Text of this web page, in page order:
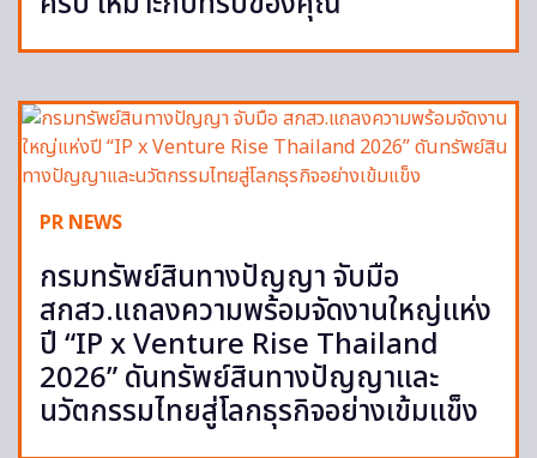
PR NEWS
กรมทรัพย์สินทางปัญญา จับมือ
สกสว.แถลงความพร้อมจัดงานใหญ่แห่ง
ปี “IP x Venture Rise Thailand
2026” ดันทรัพย์สินทางปัญญาและ
นวัตกรรมไทยสู่โลกธุรกิจอย่างเข้มแข็ง